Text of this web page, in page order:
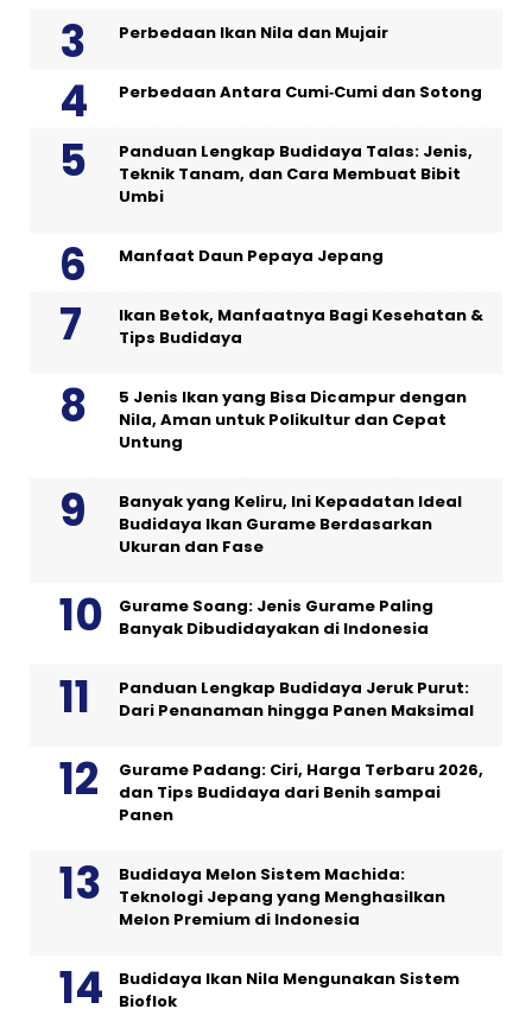
Perbedaan Ikan Nila dan Mujair
Perbedaan Antara Cumi‑Cumi dan Sotong
Panduan Lengkap Budidaya Talas: Jenis,
Teknik Tanam, dan Cara Membuat Bibit
Umbi
Manfaat Daun Pepaya Jepang
Ikan Betok, Manfaatnya Bagi Kesehatan &
Tips Budidaya
5 Jenis Ikan yang Bisa Dicampur dengan
Nila, Aman untuk Polikultur dan Cepat
Untung
Banyak yang Keliru, Ini Kepadatan Ideal
Budidaya Ikan Gurame Berdasarkan
Ukuran dan Fase
Gurame Soang: Jenis Gurame Paling
Banyak Dibudidayakan di Indonesia
Panduan Lengkap Budidaya Jeruk Purut:
Dari Penanaman hingga Panen Maksimal
Gurame Padang: Ciri, Harga Terbaru 2026,
dan Tips Budidaya dari Benih sampai
Panen
Budidaya Melon Sistem Machida:
Teknologi Jepang yang Menghasilkan
Melon Premium di Indonesia
Budidaya Ikan Nila Mengunakan Sistem
Bioflok